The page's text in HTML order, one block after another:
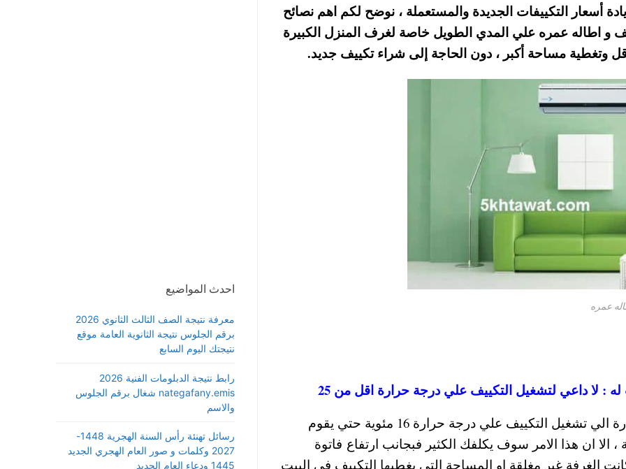
أسعار التكييفات الجديدة والمستعملة ، نوضح لكم اهم نصائح
و اطاله عمره علي المدي الطويل خاصة لغرف المنزل الكبيرة
وتغطية مساحة أكبر ، دون الحاجة إلى شراء تكييف جديد.
عمره
: لا داعي لتشغيل التكييف علي درجة حرارة اقل من 25
يلجأ البعض خاصة في شهور الصيف شديدة الحرارة الي تشغيل التكييف علي درجة حرارة 16 مئوية حتي يقوم
الا ان هذا الامر سوف يكلفك الكثير فبجانب ارتفاع فاتوة
الغرفة غير مغلقة او المساحة التي يغطيها التكييف في البيت
احدث المواضيع
معرفة نتيجة الصف الثالث الثانوي 2026
برقم الجلوس نتيجة الثانوية العامة موقع
نتيجتك اليوم السابع
رابط نتيجة الدبلومات الفنية 2026
nategafany.emis شغال برقم الجلوس
والاسم
رسائل تهنئة رأس السنة الهجرية 1448-
2027 وكلمات و صور العام الهجري الجديد
1445 ودعاء العام الجديد